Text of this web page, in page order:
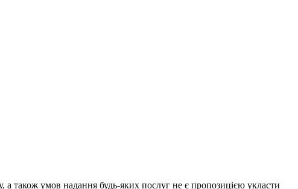
а також умов надання будь-яких послуг не є пропозицією укласти